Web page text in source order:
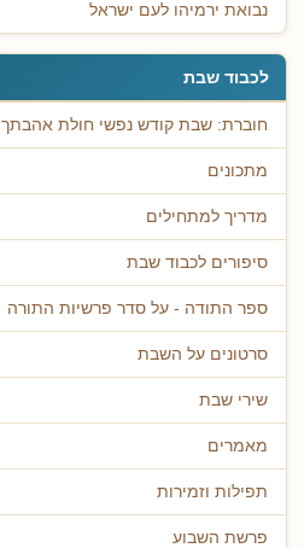
נבואת ירמיהו לעם ישראל
לכבוד שבת
חוברת: שבת קודש נפשי חולת אהבתך
מתכונים
מדריך למתחילים
סיפורים לכבוד שבת
ספר התודה - על סדר פרשיות התורה
סרטונים על השבת
שירי שבת
מאמרים
תפילות וזמירות
פרשת השבוע